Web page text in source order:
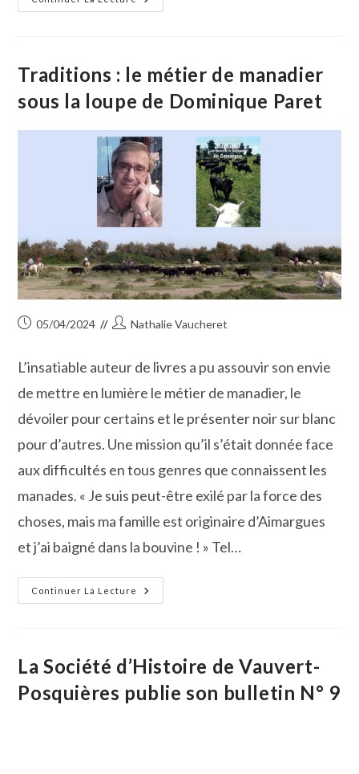
Les
Grâce
À
Dynamique
Association
Stéphanie
Cogniaux
Traditions : le métier de manadier
sous la loupe de Dominique Paret
Publication
05/04/2024
Auteur/autrice
publication :
Nathalie Vaucheret
L’insatiable auteur de livres a pu assouvir son envie
de mettre en lumière le métier de manadier, le
dévoiler pour certains et le présenter noir sur blanc
pour d’autres. Une mission qu’il s’était donnée face
aux difficultés en tous genres que connaissent les
manades. « Je suis peut-être exilé par la force des
choses, mais ma famille est originaire d’Aimargues
et j’ai baigné dans la bouvine ! » Tel…
Continuer La Lecture
Traditions :
Le
La
Loupe
Dominique
Paret
La Société d’Histoire de Vauvert-
Posquières publie son bulletin N° 9